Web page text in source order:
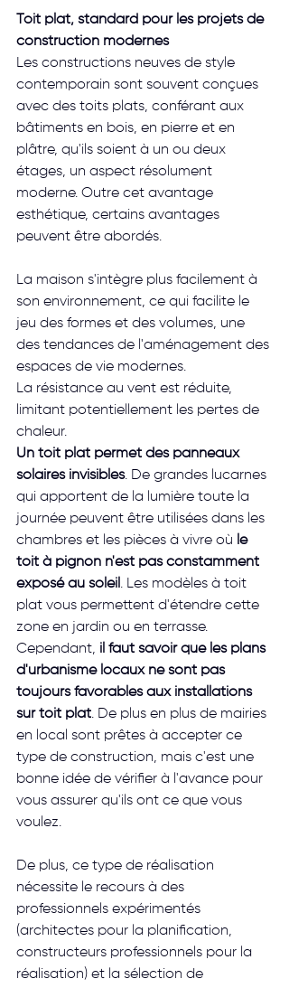
Toit plat, standard pour les projets de
construction modernes
Les constructions neuves de style
contemporain sont souvent conçues
avec des toits plats, conférant aux
bâtiments en bois, en pierre et en
plâtre, qu'ils soient à un ou deux
étages, un aspect résolument
moderne. Outre cet avantage
esthétique, certains avantages
peuvent être abordés.
La maison s'intègre plus facilement à
son environnement, ce qui facilite le
jeu des formes et des volumes, une
des tendances de l'aménagement des
espaces de vie modernes.
La résistance au vent est réduite,
limitant potentiellement les pertes de
chaleur.
Un toit plat permet des panneaux
solaires invisibles. De grandes lucarnes
qui apportent de la lumière toute la
journée peuvent être utilisées dans les
chambres et les pièces à vivre où le
toit à pignon n'est pas constamment
exposé au soleil . Les modèles à toit
plat vous permettent d'étendre cette
zone en jardin ou en terrasse.
Cependant, il faut savoir que les plans
d'urbanisme locaux ne sont pas
toujours favorables aux installations
sur toit plat. De plus en plus de mairies
en local sont prêtes à accepter ce
type de construction, mais c'est une
bonne idée de vérifier à l'avance pour
vous assurer qu'ils ont ce que vous
voulez.
De plus, ce type de réalisation
nécessite le recours à des
professionnels expérimentés
(architectes pour la planification,
constructeurs professionnels pour la
réalisation) et la sélection de